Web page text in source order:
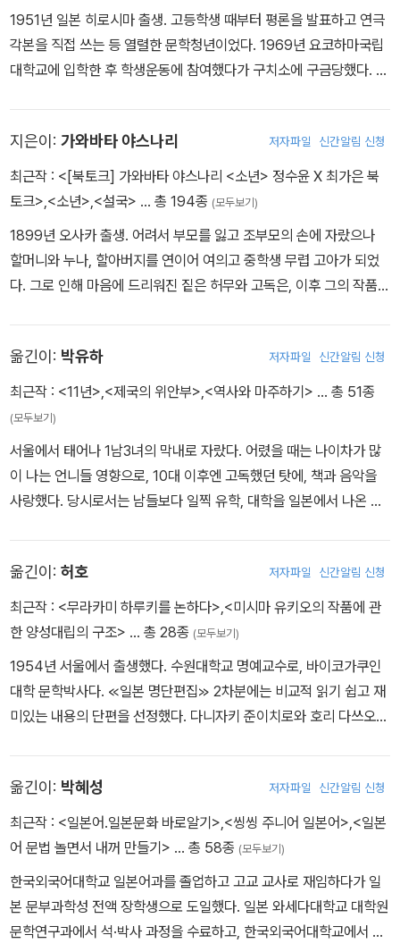
가와바타야스나리 문학상 등 유수한 상을 받고, 1994년 노벨문학상
을 수상했다. 2002년에는 레지옹 도뇌르 훈장을, 2012년에는 프랑
스 문화예술 훈장을 받았다. 2023년 88세의 나이로 타계했다.
1951년 일본 히로시마 출생. 고등학생 때부터 평론을 발표하고 연극
각본을 직접 쓰는 등 열렬한 문학청년이었다. 1969년 요코하마국립
대학교에 입학한 후 학생운동에 참여했다가 구치소에 구금당했다. 이
년 군조신인장편소설상 우수상을 수상하면서, “지금까지의 팝 문학
중 최고의 걸작”이라는 찬사를 받았다. 1988년에는 《우아하고 감상
적인 일본 야구》로 제1회 미시마 유키오상을 수상, 포스트모더니즘
년 다니자키 준이치로상 등을 수상했다. 언어에 대한 애착이 누구보
다 각별했던 만큼, 다카하시 겐이치로는 ‘문학이란 무엇인가’라는 물
음에 대해 끊임없이 고민하며 다방면으로 문학적 실험을 이어왔다.
《문학이 이토록 잘 이해돼도 되는 건가》, 《문학이 아닐지도 모르는
증후군》처럼 ‘문학 읽기’ 자체를 심도 있게 파고든 평론을 비롯해, 읽
쓰기》, 동화 작가 미야자와 겐지의 작품을 새롭게 조명한 《겐지와 겐
이치로》 등은 그의 오랜 문제의식을 압축한 산물이다. 익숙하고 뻔한
글쓰기에서 벗어나기 위해 늘 새로운 도전을 감내하는 다카하시 겐이
치로. 그의 작품들은 여전히 많은 독자들에게 낯선 즐거움을 선사하
고 있다.
지은이: 가와바타 야스나리 저자파일 신간알림 신청
최근작 : <[북토크] 가와바타 야스나리 <소년> 정수윤 X 최가은 북
토크>,<소년>,<설국> … 총 194종 (모두보기)
1899년 오사카 출생. 어려서 부모를 잃고 조부모의 손에 자랐으나
할머니와 누나, 할아버지를 연이어 여의고 중학생 무렵 고아가 되었
다. 그로 인해 마음에 드리워진 짙은 허무와 고독은, 이후 그의 작품
단하며 신감각파 작가로 주목받았다. 1924년 졸업 후 《문예시대》를
창간, 〈이즈의 무희〉, 《설국》 등 서정적이고 아름다운 필체가 돋보이
는 작품을 발표하며 일본 근대 서정 문학을 대표하는 작가로 자리매
상했으며, 일본 문화훈장, 프랑스 예술문화훈장 등을 받았다. 일본 고
유의 미를 살린 독자적인 문학 세계를 창조했다는 평가를 받으며, 19
68년 일본 최초로 노벨문학상을 수상했다.
옮긴이: 박유하 저자파일 신간알림 신청
최근작 : <11년>,<제국의 위안부>,<역사와 마주하기> … 총 51종
(모두보기)
서울에서 태어나 1남3녀의 막내로 자랐다. 어렸을 때는 나이차가 많
이 나는 언니들 영향으로, 10대 이후엔 고독했던 탓에, 책과 음악을
사랑했다. 당시로서는 남들보다 일찍 유학, 대학을 일본에서 나온 것
일본문학과를 택한 건 그 반대로 ‘일본인’을 알고 싶어서였다. 그러면
서도 학부 때는 클래식 음악과 서양/고전 영화와 함께 보낸 시간이 압
도적으로 많았다. 다른 대학과 달리 세계사 시험이 부과되던 게이오
대학에서 잠시 보냈고, 마지막 유학 기간은 결국 근현대문학이 강했
던 와세다 대학에서 보냈다. 대학원 때는 공부와 육아와 아르바이트
의 트라이앵글 스케줄을 오가다 건강을 상하기도 했다. 귀국 후엔 당
시 절대적으로 부족했던 일본현대문학 번역시리즈를 만들었다. 거의
존재감이 없었던 일본의 지성을 소개하는 작업을 하면서 이어진 오에
인적·지적 자산이 되었다. 동아시아 평화에 대한 관심에서 썼던 『누가
일본을 왜곡하는가』(사회평론, 2000, 2004년에 『반일민족주의를
넘어서』로 개제)의 저변에는 근대 일본의 문호 나쓰메 소세키를 아시
아/여성 시각에서 비판했던 학위논문 「내셔널 아이덴티티와 젠더」(단
행본은 김석희 옮김, 문학동네, 2007)가 있었다. 『화해를 위해서―
옮긴이: 허호 저자파일 신간알림 신청
최근작 : <무라카미 하루키를 논하다>,<미시마 유키오의 작품에 관
한 양성대립의 구조> … 총 28종 (모두보기)
1954년 서울에서 출생했다. 수원대학교 명예교수로, 바이코가쿠인
대학 문학박사다. ≪일본 명단편집≫ 2차분에는 비교적 읽기 쉽고 재
미있는 내용의 단편을 선정했다. 다니자키 준이치로와 호리 다쓰오의
학창 시절 ＜오후의 예항(午後の曳航)＞이라는 영화를 보고 원작
자 미시마 유키오(三島由紀夫)에게 이끌려 일본 문학의 세계에 발
을 들여놓게 됐다. 국내에서는 개봉되지 않은 ＜오후의 예항＞은 크
설의 맛을 거의 완벽하게 영상으로 재현한 뛰어난 작품이었다. 그 이
후로 일본 유학 중에는 문학평론가 히라오카 도시오(平岡敏夫)와
시인 기타가와 도루(北川透)의 영향을 받아 비교적 탐미적 경향의
옮긴이: 박혜성 저자파일 신간알림 신청
최근작 : <일본어.일본문화 바로알기>,<씽씽 주니어 일본어>,<일본
어 문법 놀면서 내꺼 만들기> … 총 58종 (모두보기)
한국외국어대학교 일본어과를 졸업하고 고교 교사로 재임하다가 일
본 문부과학성 전액 장학생으로 도일했다. 일본 와세다대학교 대학원
문학연구과에서 석·박사 과정을 수료하고, 한국외국어대학교에서 일